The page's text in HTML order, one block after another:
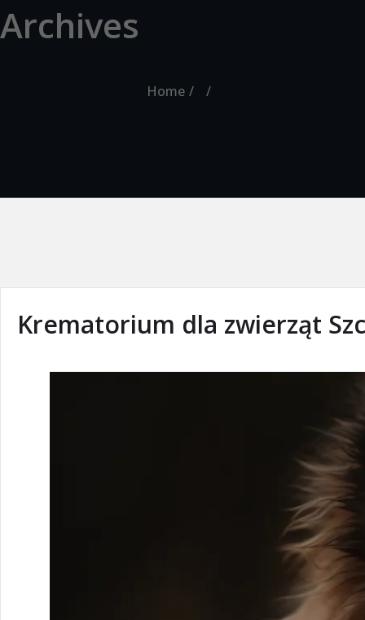
Archives
Home
Krematorium dla zwierząt